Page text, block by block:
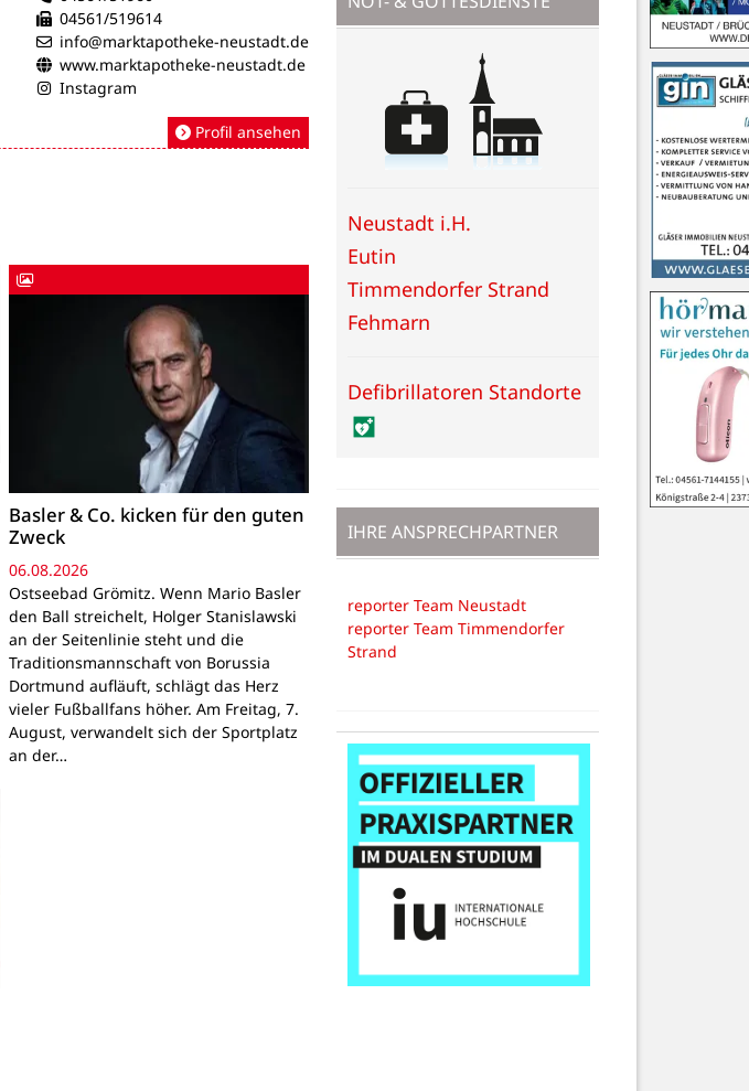
04561/519614
info@marktapotheke-neustadt.de
www.marktapotheke-neustadt.de
Instagram
Profil ansehen
Basler & Co. kicken für den guten
Zweck
06.08.2026
Ostseebad Grömitz. Wenn Mario Basler
den Ball streichelt, Holger Stanislawski
an der Seitenlinie steht und die
Traditionsmannschaft von Borussia
Dortmund aufläuft, schlägt das Herz
vieler Fußballfans höher. Am Freitag, 7.
August, verwandelt sich der Sportplatz
an der…
Neustadt i.H.
Eutin
Timmendorfer Strand
Fehmarn
Defibrillatoren Standorte
IHRE ANSPRECHPARTNER
reporter Team Neustadt
reporter Team Timmendorfer
Strand